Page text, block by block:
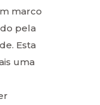
marco
pela
Esta
uma